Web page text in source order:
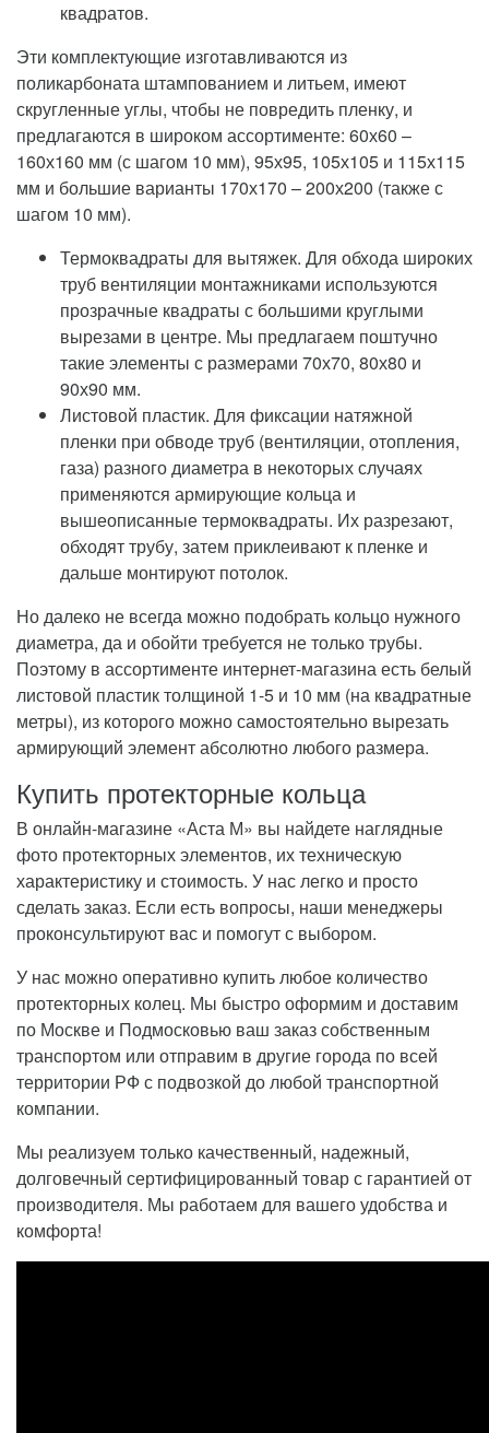
квадратов.
Эти комплектующие изготавливаются из
поликарбоната штампованием и литьем, имеют
скругленные углы, чтобы не повредить пленку, и
предлагаются в широком ассортименте: 60х60 –
160х160 мм (с шагом 10 мм), 95х95, 105х105 и 115х115
мм и большие варианты 170х170 – 200х200 (также с
шагом 10 мм).
Термоквадраты для вытяжек. Для обхода широких
труб вентиляции монтажниками используются
прозрачные квадраты с большими круглыми
вырезами в центре. Мы предлагаем поштучно
такие элементы с размерами 70х70, 80х80 и
90х90 мм.
Листовой пластик. Для фиксации натяжной
пленки при обводе труб (вентиляции, отопления,
газа) разного диаметра в некоторых случаях
применяются армирующие кольца и
вышеописанные термоквадраты. Их разрезают,
обходят трубу, затем приклеивают к пленке и
дальше монтируют потолок.
Но далеко не всегда можно подобрать кольцо нужного
диаметра, да и обойти требуется не только трубы.
Поэтому в ассортименте интернет-магазина есть белый
листовой пластик толщиной 1-5 и 10 мм (на квадратные
метры), из которого можно самостоятельно вырезать
армирующий элемент абсолютно любого размера.
Купить протекторные кольца
В онлайн-магазине «Аста М» вы найдете наглядные
фото протекторных элементов, их техническую
характеристику и стоимость. У нас легко и просто
сделать заказ. Если есть вопросы, наши менеджеры
проконсультируют вас и помогут с выбором.
У нас можно оперативно купить любое количество
протекторных колец. Мы быстро оформим и доставим
по Москве и Подмосковью ваш заказ собственным
транспортом или отправим в другие города по всей
территории РФ с подвозкой до любой транспортной
компании.
Мы реализуем только качественный, надежный,
долговечный сертифицированный товар с гарантией от
производителя. Мы работаем для вашего удобства и
комфорта!